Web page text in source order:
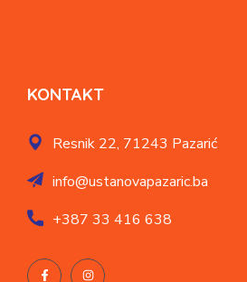
KONTAKT
Resnik 22, 71243 Pazarić
info@ustanovapazaric.ba
+387 33 416 638